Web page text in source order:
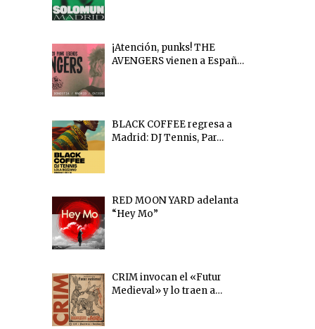
¡Atención, punks! THE
AVENGERS vienen a Españ…
BLACK COFFEE regresa a
Madrid: DJ Tennis, Par…
RED MOON YARD adelanta
“Hey Mo”
CRIM invocan el «Futur
Medieval» y lo traen a…